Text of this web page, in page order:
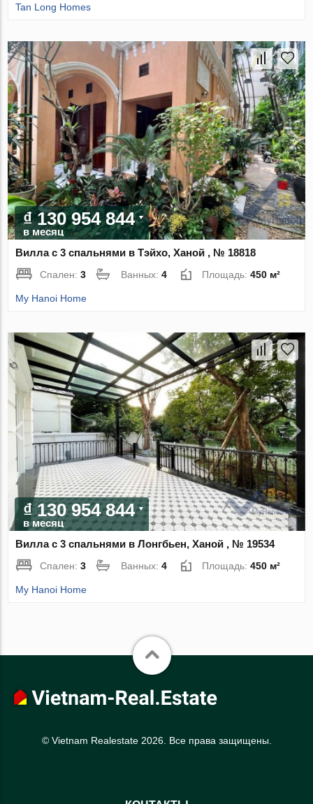
Tan Long Homes
₫ 130 954 844
в месяц
Вилла с 3 спальнями в Тэйхо, Ханой , № 18818
Спален:3 Ванных:4 Площадь:450 м²
My Hanoi Home
₫ 130 954 844
в месяц
Вилла с 3 спальнями в Лонгбьен, Ханой , № 19534
Спален:3 Ванных:4 Площадь:450 м²
My Hanoi Home
© Vietnam Realestate 2026. Все права защищены.